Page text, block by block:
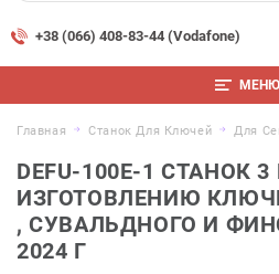
+38 (066) 408-83-44 (Vodafone)
МЕНЮ
Главная Станок Для Ключей Для
DEFU-100E-1 СТАНОК
ИЗГОТОВЛЕНИЮ
, СУВАЛЬДНОГО И
2024 Г